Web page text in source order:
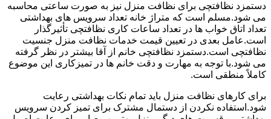
دستمزد نظافتچی برای نظافت منزل نیز به صورت ساعتی محاسبه
می شود.مسلم است که متراژ خانه تعداد سرویس های بهداشتی
تعداد اتاق خواب ها در تعداد ساعات کاری نظافتچی تأثیرگذار
است.عامل بعدی در تعیین قیمت خدمات نظافت منزل جنسیت
نظافتچی است.دستمزد نظافتچی خانم از آقا بیشتر در نظر گرفته
می شود.با توجه به مهارت و دقت خانم ها در تمیزکاری این موضوع
کاملاً منطقی است.
برای کارهای نظافت منزل باید تمام نکات بهداشتی رعایت
شود.استفاده نکردن از دستمال مشترک برای تمیز کردن سرویس